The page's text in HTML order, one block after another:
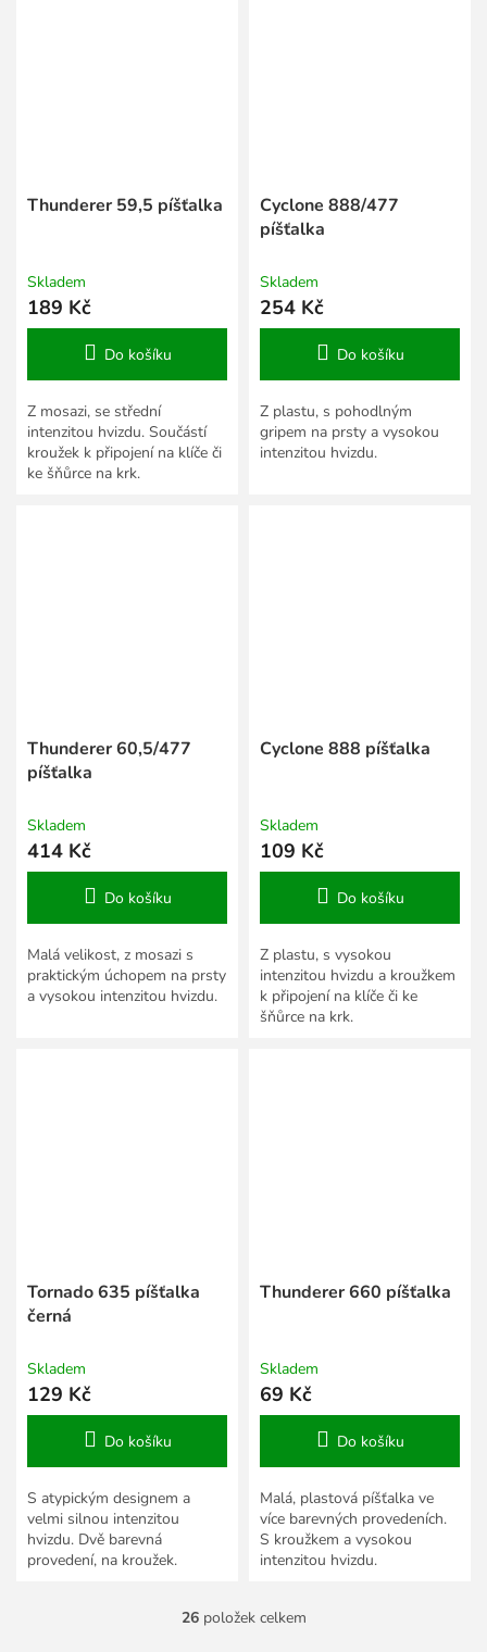
Thunderer 59,5 píšťalka
Skladem
189 Kč
Do košíku
Z mosazi, se střední
intenzitou hvizdu. Součástí
kroužek k připojení na klíče či
ke šňůrce na krk.
Cyclone 888/477
píšťalka
Skladem
254 Kč
Do košíku
Z plastu, s pohodlným
gripem na prsty a vysokou
intenzitou hvizdu.
Thunderer 60,5/477
píšťalka
Skladem
414 Kč
Do košíku
Malá velikost, z mosazi s
praktickým úchopem na prsty
a vysokou intenzitou hvizdu.
Cyclone 888 píšťalka
Skladem
109 Kč
Do košíku
Z plastu, s vysokou
intenzitou hvizdu a kroužkem
k připojení na klíče či ke
šňůrce na krk.
Tornado 635 píšťalka
černá
Skladem
129 Kč
Do košíku
S atypickým designem a
velmi silnou intenzitou
hvizdu. Dvě barevná
provedení, na kroužek.
Thunderer 660 píšťalka
Skladem
69 Kč
Do košíku
Malá, plastová píšťalka ve
více barevných provedeních.
S kroužkem a vysokou
intenzitou hvizdu.
O
26položek celkem